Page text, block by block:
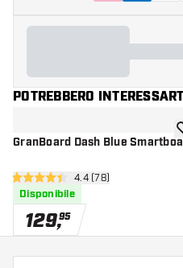
POTREBBERO
GranBoard Dash Blue
apri pannello
4.4 stelle di valutazione
4.4 (78)
Disponibile
129,95